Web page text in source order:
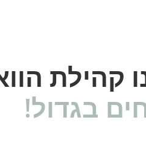
קהילת
בגדול!